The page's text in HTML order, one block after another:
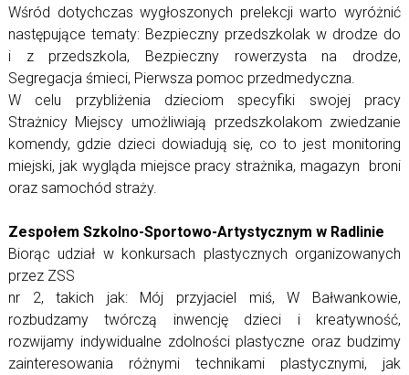
Wśród dotychczas wygłoszonych prelekcji warto wyróżnić
następujące tematy: Bezpieczny przedszkolak w drodze do
i z przedszkola, Bezpieczny rowerzysta na drodze,
Segregacja śmieci, Pierwsza pomoc przedmedyczna.
W celu przybliżenia dzieciom specyfiki swojej pracy
Strażnicy Miejscy umożliwiają przedszkolakom zwiedzanie
komendy, gdzie dzieci dowiadują się, co to jest monitoring
miejski, jak wygląda miejsce pracy strażnika, magazyn broni
oraz samochód straży.
Zespołem Szkolno-Sportowo-Artystycznym w Radlinie
Biorąc udział w konkursach plastycznych organizowanych
przez ZSS
nr 2, takich jak: Mój przyjaciel miś, W Bałwankowie,
rozbudzamy twórczą inwencję dzieci i kreatywność,
rozwijamy indywidualne zdolności plastyczne oraz budzimy
zainteresowania różnymi technikami plastycznymi, jak